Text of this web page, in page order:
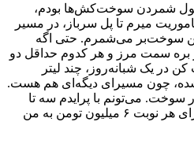
شمردن سوخت‌کش‌ها بودم،
میرم تا پل سرباز، در مسیر
۱۰۰ تا ماشین سوخت‌بر می‌شمرم. حتی اگه
سرباز بره سمت مرز و هر کدوم حداقل دو
در یک شبانه‌روز، چند لیتر
چون مسیرای دیگه‌ای هم هست.
سوخت. می‌تونم با پرایدم سه تا
۲۲۰ لیتری ببرم تا پل سرباز. برای هر نوبت ۶ میلیون تومن به من